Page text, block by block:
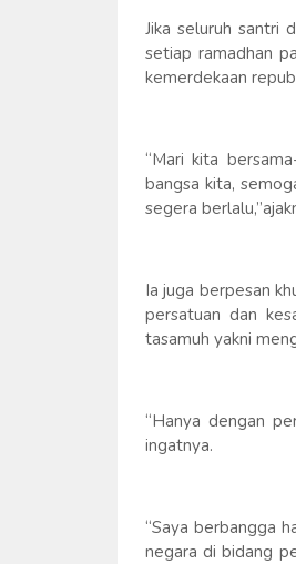
Jika seluruh santri
setiap ramadhan
kemerdekaan
“Mari kita
bangsa kita,
segera
Ia juga berpesan
persatuan dan
tasamuh yakni
“Hanya dengan
ingatnya.
“Saya berbangga
negara di bidang